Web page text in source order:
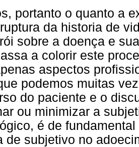
portanto o quanto a
da historia de
sobre a doença e
a colorir este
aspectos
podemos muitas
do paciente e o
ou minimizar a
é de
de subjetivo no